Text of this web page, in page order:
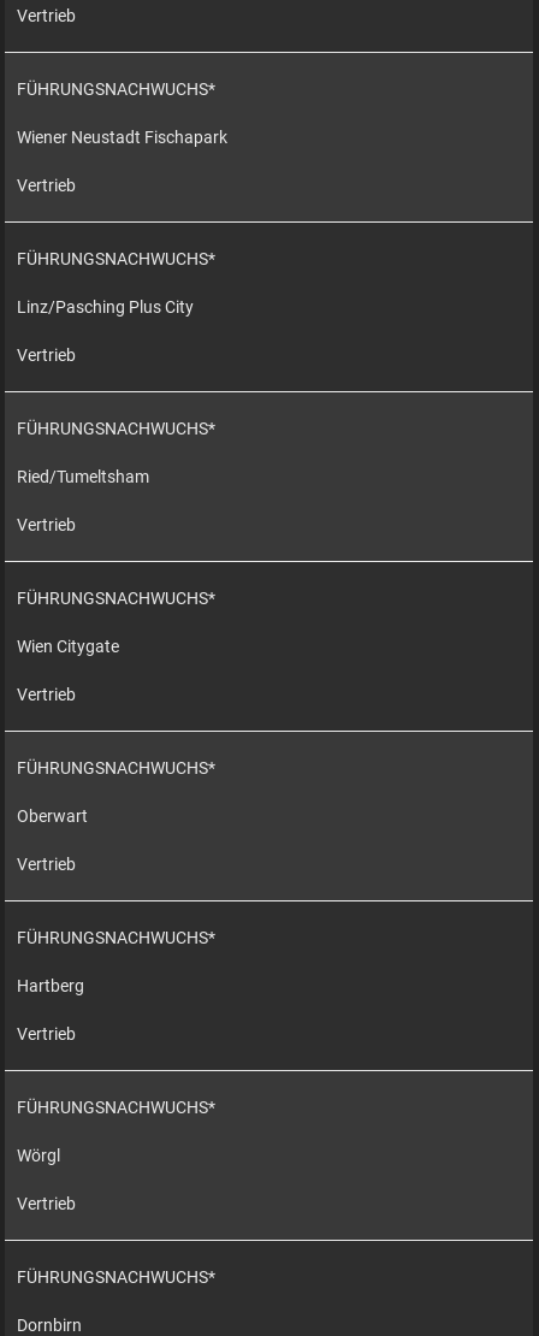
Vertrieb
FÜHRUNGSNACHWUCHS*
Wiener Neustadt Fischapark
Vertrieb
FÜHRUNGSNACHWUCHS*
Linz/Pasching Plus City
Vertrieb
FÜHRUNGSNACHWUCHS*
Ried/Tumeltsham
Vertrieb
FÜHRUNGSNACHWUCHS*
Wien Citygate
Vertrieb
FÜHRUNGSNACHWUCHS*
Oberwart
Vertrieb
FÜHRUNGSNACHWUCHS*
Hartberg
Vertrieb
FÜHRUNGSNACHWUCHS*
Wörgl
Vertrieb
FÜHRUNGSNACHWUCHS*
Dornbirn